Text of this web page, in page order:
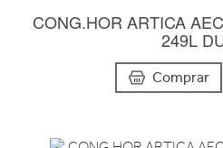
CONG.HOR ARTICA
249L
Comprar